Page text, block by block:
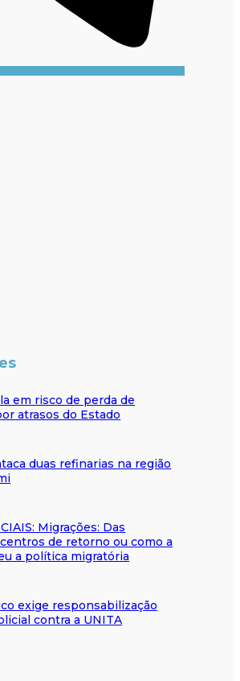
em risco de perda de
atrasos do Estado
duas refinarias na região
Migrações: Das
de retorno ou como a
a política migratória
exige responsabilização
contra a UNITA